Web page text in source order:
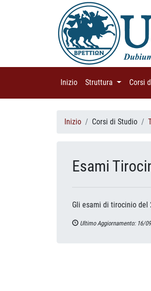
Inizio (current)
Struttura (current)
Corsi
Inizio Corsi di Studio
Esami
Gli esami di tirocinio
Ultimo Aggiornamento: 16/